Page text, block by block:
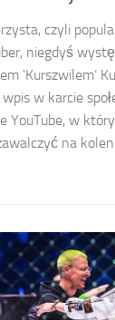
czyli
niegdyś
'Kurszwilem’
wpis w karcie
YouTube, w
na